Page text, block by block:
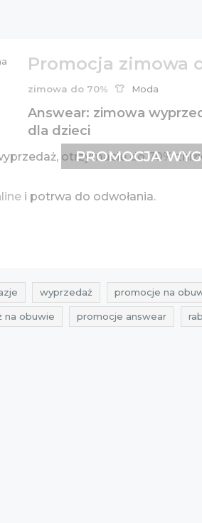
Promocja zimowa
zimowa do 70% Moda
Answear: zimowa
dla dzieci
otrzymaciedo 70%
i potrwa do odwołania.
PROMOCJA
wyprzedaż promocje na
na obuwie promocje answear